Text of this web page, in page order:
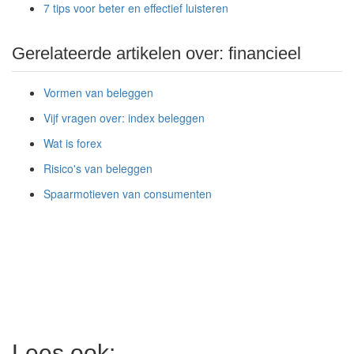
7 tips voor beter en effectief luisteren
Gerelateerde artikelen over: financieel
Vormen van beleggen
Vijf vragen over: index beleggen
Wat is forex
Risico's van beleggen
Spaarmotieven van consumenten